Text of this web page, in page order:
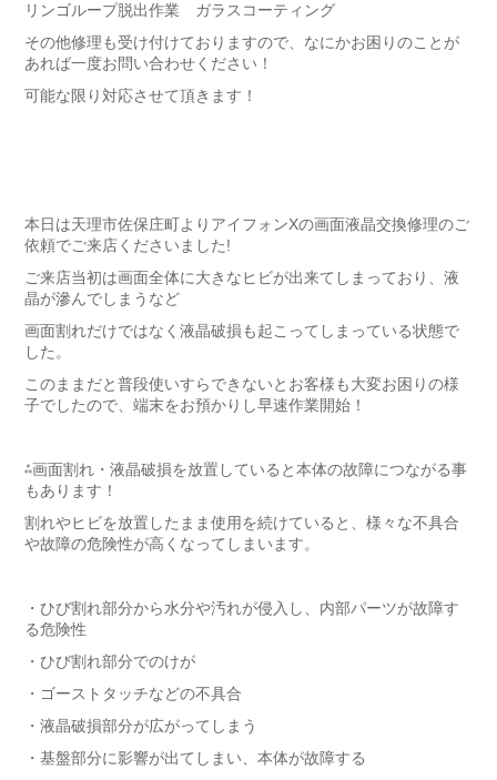
リンゴループ脱出作業 ガラスコーティング
その他修理も受け付けておりますので、なにかお困りのことが
あれば一度お問い合わせください！
可能な限り対応させて頂きます！
本日は天理市佐保庄町よりアイフォンXの画面液晶交換修理のご
依頼でご来店くださいました!
ご来店当初は画面全体に大きなヒビが出来てしまっており、液
晶が滲んでしまうなど
画面割れだけではなく液晶破損も起こってしまっている状態で
した。
このままだと普段使いすらできないとお客様も大変お困りの様
子でしたので、端末をお預かりし早速作業開始！
⁂画面割れ・液晶破損を放置していると本体の故障につながる事
もあります！
割れやヒビを放置したまま使用を続けていると、様々な不具合
や故障の危険性が高くなってしまいます。
・ひび割れ部分から水分や汚れが侵入し、内部パーツが故障す
る危険性
・ひび割れ部分でのけが
・ゴーストタッチなどの不具合
・液晶破損部分が広がってしまう
・基盤部分に影響が出てしまい、本体が故障する